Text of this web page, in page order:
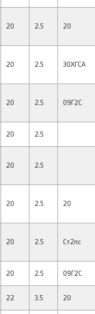
20 2.5 20
20 2.5 30ХГСА
20 2.5 09Г2С
20 2.5
20 2.5
20 2.5 20
20 2.5 Ст2пс
20 2.5 09Г2С
22 3.5 20